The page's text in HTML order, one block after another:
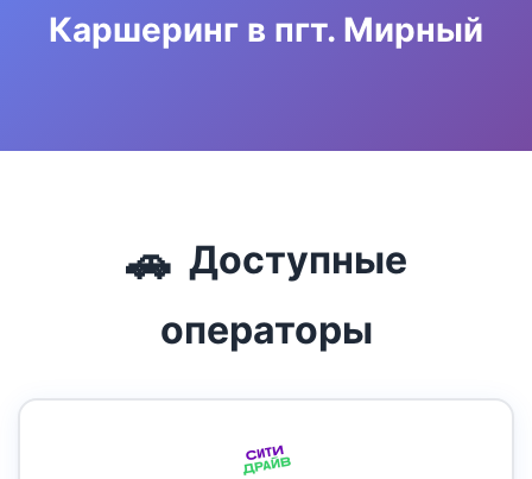
Каршеринг в пгт. Мирный
🚗 Доступные
операторы